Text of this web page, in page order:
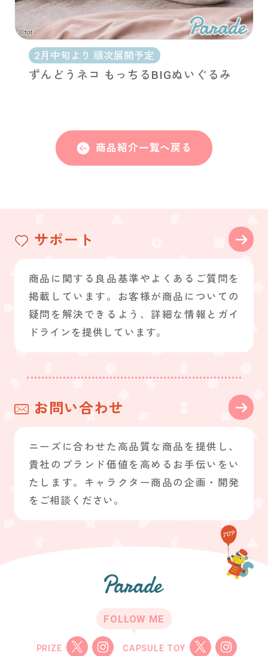
CAPSULE TOY 公式 Instagram
プライバシーポリシー
2月中旬より 順次展開予定
ずんどうネコ もっちるBIGぬいぐるみ
商品紹介一覧へ戻る
サポート
商品に関する良品基準やよくあるご質問を
掲載しています。お客様が商品についての
疑問を解決できるよう、詳細な情報とガイ
ドラインを提供しています。
お問い合わせ
ニーズに合わせた高品質な商品を提供し、
貴社のブランド価値を高めるお手伝いをい
たします。キャラクター商品の企画・開発
をご相談ください。
FOLLOW ME
PRIZE CAPSULE TOY